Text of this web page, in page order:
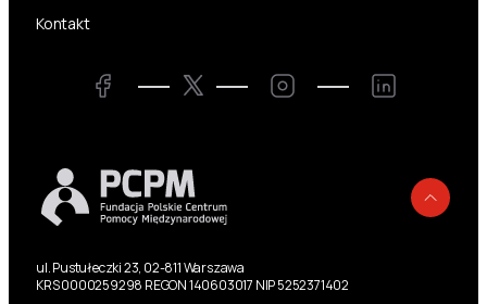
Kontakt
Facebook Twitter Instagram LinkedIn
ul. Pustułeczki 23, 02-811 Warszawa
KRS 0000259298 REGON 140603017 NIP 5252371402